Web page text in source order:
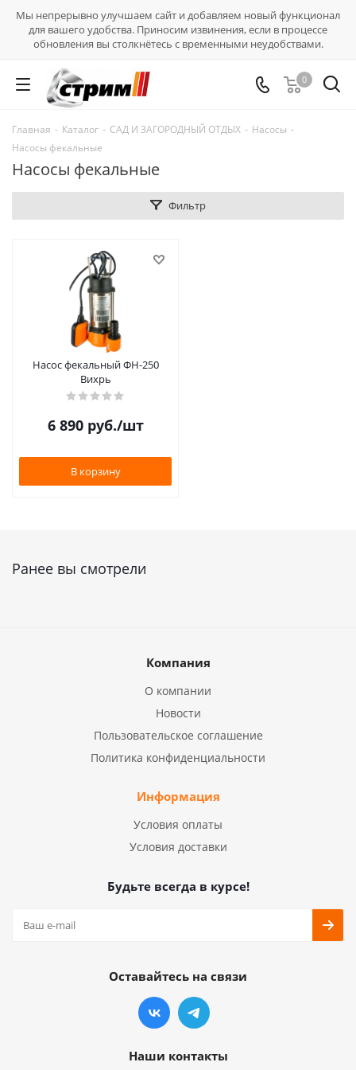
Мы непрерывно улучшаем сайт и добавляем новый функционал
для вашего удобства. Приносим извинения, если в процессе
обновления вы столкнётесь с временными неудобствами.
0
Главная - Каталог - САД И ЗАГОРОДНЫЙ ОТДЫХ - Насосы -
Насосы фекальные
Насосы фекальные
Фильтр
Насос фекальный ФН-250
Вихрь
6 890руб./шт
В корзину
Ранее вы смотрели
Компания
О компании
Новости
Пользовательское соглашение
Политика конфиденциальности
Информация
Условия оплаты
Условия доставки
Будьте всегда в курсе!
Оставайтесь на связи
Наши контакты